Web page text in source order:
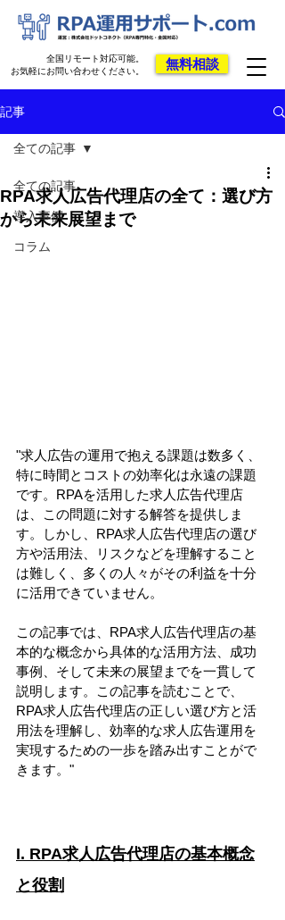
無料相談
全国リモート対応可能。
お気軽にお問い合わせください。
記事
全ての記事
導入事例
コラム
全ての記事
RPA求人広告代理店の全て：選び方
から未来展望まで
"求人広告の運用で抱える課題は数多く、
特に時間とコストの効率化は永遠の課題
です。RPAを活用した求人広告代理店
は、この問題に対する解答を提供しま
す。しかし、RPA求人広告代理店の選び
方や活用法、リスクなどを理解すること
は難しく、多くの人々がその利益を十分
に活用できていません。
この記事では、RPA求人広告代理店の基
本的な概念から具体的な活用方法、成功
事例、そして未来の展望までを一貫して
説明します。この記事を読むことで、
RPA求人広告代理店の正しい選び方と活
用法を理解し、効率的な求人広告運用を
実現するための一歩を踏み出すことがで
きます。"
I. RPA求人広告代理店の基本概念
と役割